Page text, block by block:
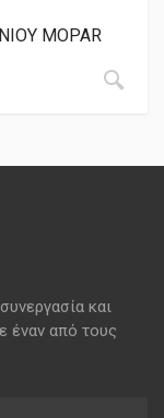
MOPAR
και
έναν από τους